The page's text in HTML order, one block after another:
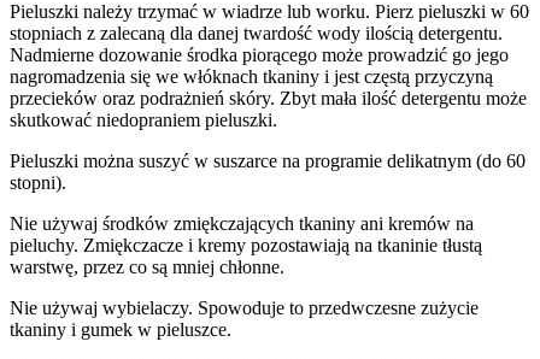
Pieluszki należy trzymać w wiadrze lub worku. Pierz pieluszki w 60
stopniach z zalecaną dla danej twardość wody ilością detergentu.
Nadmierne dozowanie środka piorącego może prowadzić go jego
nagromadzenia się we włóknach tkaniny i jest częstą przyczyną
przecieków oraz podrażnień skóry. Zbyt mała ilość detergentu może
skutkować niedopraniem pieluszki.
Pieluszki można suszyć w suszarce na programie delikatnym (do 60
stopni).
Nie używaj środków zmiękczających tkaniny ani kremów na
pieluchy. Zmiękczacze i kremy pozostawiają na tkaninie tłustą
warstwę, przez co są mniej chłonne.
Nie używaj wybielaczy. Spowoduje to przedwczesne zużycie
tkaniny i gumek w pieluszce.